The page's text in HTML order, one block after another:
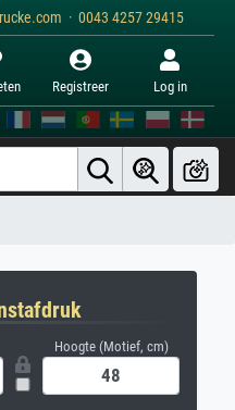
· 0043 4257 29415
Registreer Log in
Hoogte (Motief, cm)